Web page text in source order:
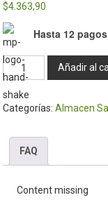
$4.363,90
Hasta 12
Sal
Marina
Tridosha
250Gr.
-
Mayadevi
Añadir al
Categorías:Almacen
FAQ
Content missing